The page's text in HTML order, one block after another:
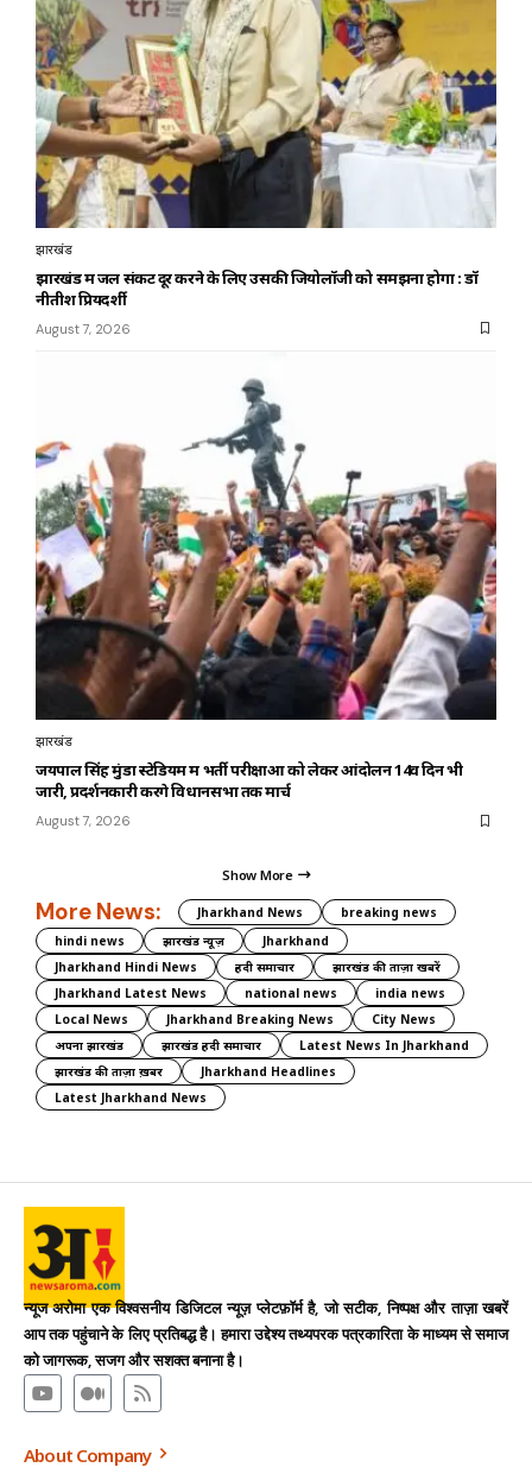
झारखंड
झारखंड में जल संकट दूर करने के लिए उसकी जियोलॉजी को समझना होगा : डॉ
नीतीश प्रियदर्शी
August 7, 2026
झारखंड
जयपाल सिंह मुंडा स्टेडियम में भर्ती परीक्षाओं को लेकर आंदोलन 14वें दिन भी
जारी, प्रदर्शनकारी करेंगे विधानसभा तक मार्च
August 7, 2026
Show More
More News: Jharkhand News
breaking news
hindi news
झारखंड न्यूज़
Jharkhand
Jharkhand Hindi News
हिंदी समाचार
झारखंड की ताज़ा खबरें
Jharkhand Latest News
national news
india news
Local News
Jharkhand Breaking News
City News
अपना झारखंड
झारखंड हिंदी समाचार
Latest News In Jharkhand
झारखंड की ताज़ा ख़बर
Jharkhand Headlines
Latest Jharkhand News
न्यूज अरोमा एक विश्वसनीय डिजिटल न्यूज़ प्लेटफ़ॉर्म है, जो सटीक, निष्पक्ष और ताज़ा खबरें
आप तक पहुंचाने के लिए प्रतिबद्ध है। हमारा उद्देश्य तथ्यपरक पत्रकारिता के माध्यम से समाज
को जागरूक, सजग और सशक्त बनाना है।
About Company